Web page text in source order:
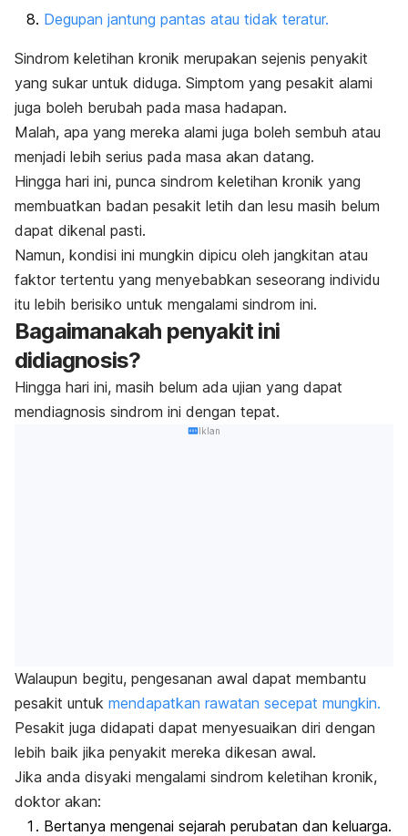
Degupan jantung pantas atau tidak teratur.
Sindrom keletihan kronik merupakan sejenis penyakit
yang sukar untuk diduga. Simptom yang pesakit alami
juga boleh berubah pada masa hadapan.
Malah, apa yang mereka alami juga boleh sembuh atau
menjadi lebih serius pada masa akan datang.
Hingga hari ini, punca sindrom keletihan kronik yang
membuatkan badan pesakit letih dan lesu masih belum
dapat dikenal pasti.
Namun, kondisi ini mungkin dipicu oleh jangkitan atau
faktor tertentu yang menyebabkan seseorang individu
itu lebih berisiko untuk mengalami sindrom ini.
Bagaimanakah penyakit ini
didiagnosis?
Hingga hari ini, masih belum ada ujian yang dapat
mendiagnosis sindrom ini dengan tepat.
Iklan
Walaupun begitu, pengesanan awal dapat membantu
pesakit untuk mendapatkan rawatan secepat mungkin.
Pesakit juga didapati dapat menyesuaikan diri dengan
lebih baik jika penyakit mereka dikesan awal.
Jika anda disyaki mengalami sindrom keletihan kronik,
doktor akan:
Bertanya mengenai sejarah perubatan dan keluarga.